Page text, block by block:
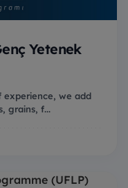
Yetenek
experience, we add
grains, f...